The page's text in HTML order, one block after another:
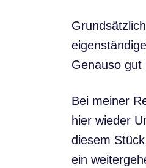
Genauso gut
Bei meiner
hier wieder
diesem
ein